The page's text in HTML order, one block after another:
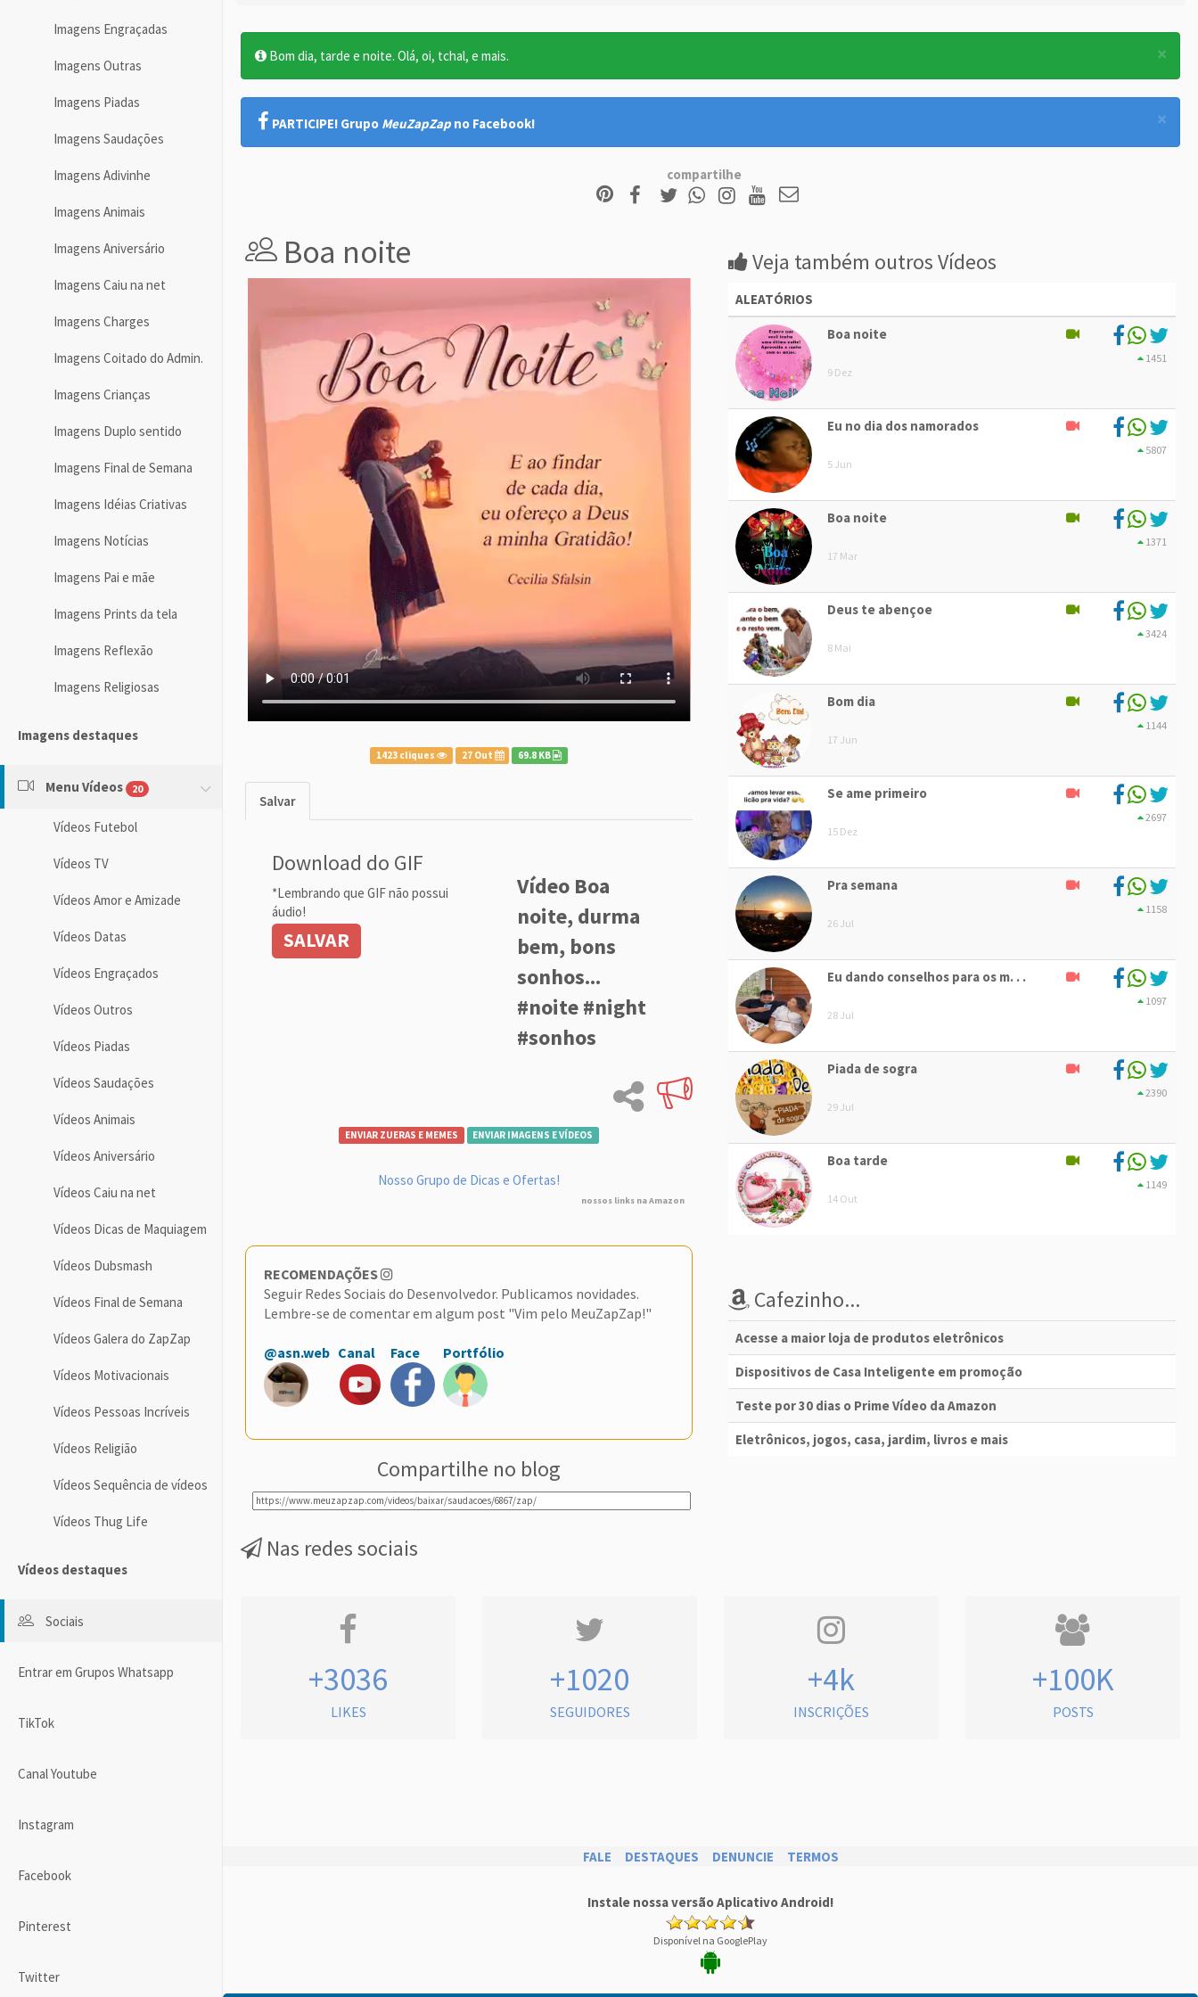
Imagens Engraçadas
Imagens Outras
Imagens Piadas
Imagens Saudações
Imagens Adivinhe
Imagens Animais
Imagens Aniversário
Imagens Caiu na net
Imagens Charges
Imagens Coitado do Admin.
Imagens Crianças
Imagens Duplo sentido
Imagens Final de Semana
Imagens Idéias Criativas
Imagens Notícias
Imagens Pai e mãe
Imagens Prints da tela
Imagens Reflexão
Imagens Religiosas
Imagens destaques
Menu Vídeos 20
Vídeos Futebol
Vídeos TV
Vídeos Amor e Amizade
Vídeos Datas
Vídeos Engraçados
Vídeos Outros
Vídeos Piadas
Vídeos Saudações
Vídeos Animais
Vídeos Aniversário
Vídeos Caiu na net
Vídeos Dicas de Maquiagem
Vídeos Dubsmash
Vídeos Final de Semana
Vídeos Galera do ZapZap
Vídeos Motivacionais
Vídeos Pessoas Incríveis
Vídeos Religião
Vídeos Sequência de vídeos
Vídeos Thug Life
Vídeos destaques
Sociais
Entrar em Grupos Whatsapp
TikTok
Canal Youtube
Instagram
Facebook
Pinterest
Twitter
×
Bom dia, tarde e noite. Olá, oi, tchal, e mais.
×
PARTICIPE! Grupo MeuZapZap no Facebook!
compartilhe
Boa noite
1423 cliques 27 Out 69.8 KB
Salvar
Download do GIF
*Lembrando que GIF não possui
áudio!
SALVAR
Vídeo Boa
noite, durma
bem, bons
sonhos...
#noite #night
#sonhos
ENVIAR ZUERAS E MEMES ENVIAR IMAGENS E VÍDEOS
Nosso Grupo de Dicas e Ofertas!
nossos links na Amazon
RECOMENDAÇÕES
Seguir Redes Sociais do Desenvolvedor. Publicamos novidades.
Lembre-se de comentar em algum post "Vim pelo MeuZapZap!"
@asn.web Canal Face Portfólio
Compartilhe no blog
Veja também outros Vídeos
ALEATÓRIOS
Boa noite
9 Dez
1451
Eu no dia dos namorados
5 Jun
5807
Boa noite
17 Mar
1371
Deus te abençoe
8 Mai
3424
Bom dia
17 Jun
1144
Se ame primeiro
15 Dez
2697
Pra semana
26 Jul
1158
Eu dando conselhos para os m. . .
28 Jul
1097
Piada de sogra
29 Jul
2390
Boa tarde
14 Out
1149
Cafezinho...
Acesse a maior loja de produtos eletrônicos
Dispositivos de Casa Inteligente em promoção
Teste por 30 dias o Prime Vídeo da Amazon
Eletrônicos, jogos, casa, jardim, livros e mais
Nas redes sociais
+3036
LIKES
+1020
SEGUIDORES
+4k
INSCRIÇÕES
+100K
POSTS
FALE DESTAQUES DENUNCIE TERMOS
Instale nossa versão Aplicativo Android!
Disponível na GooglePlay